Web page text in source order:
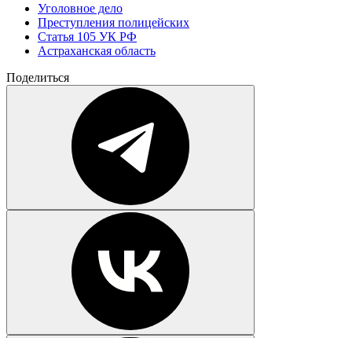
Уголовное дело
Преступления полицейских
Статья 105 УК РФ
Астраханская область
Поделиться